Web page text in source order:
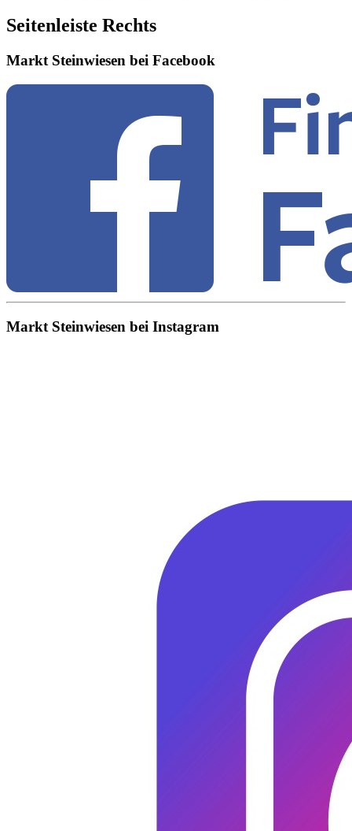
Seitenleiste Rechts
Markt Steinwiesen bei Facebook
Markt Steinwiesen bei Instagram